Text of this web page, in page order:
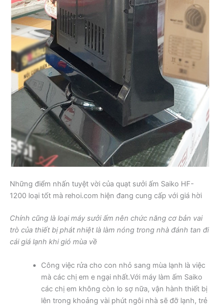
Những điểm nhấn tuyệt vời của quạt sưởi ấm Saiko HF-
1200 loại tốt mà rehoi.com hiện đang cung cấp với giá hời
Chính cũng là loại máy sưởi ấm nên chức năng cơ bản vai
trò của thiết bị phát nhiệt là làm nóng trong nhà đánh tan đi
cái giá lạnh khi gió mùa về
Công việc rửa cho con nhỏ sang mùa lạnh là việc
mà các chị em e ngại nhất.Với máy làm ấm Saiko
các chị em không còn lo sợ nữa, vận hành thiết bị
lên trong khoảng vài phút ngôi nhà sẽ đỡ lạnh, trẻ